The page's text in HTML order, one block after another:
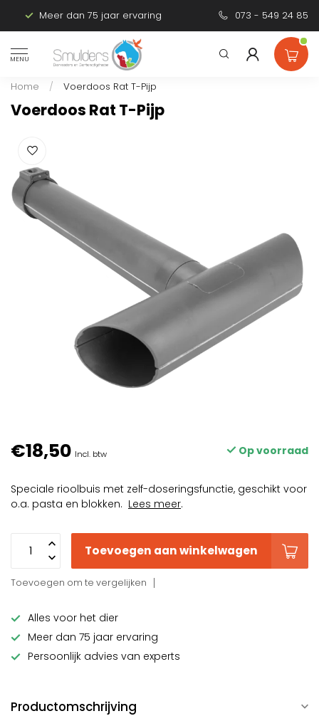
Meer dan 75 jaar ervaring Persoonlijk
073 - 549 24 85
MENU
Home / Voerdoos Rat T-Pijp
Voerdoos Rat T-Pijp
€18,50 Incl. btw Op voorraad
Speciale rioolbuis met zelf-doseringsfunctie, geschikt voor
o.a. pasta en blokken. Lees meer.
Toevoegen aan winkelwagen
Toevoegen om te vergelijken
Alles voor het dier
Meer dan 75 jaar ervaring
Persoonlijk advies van experts
Productomschrijving